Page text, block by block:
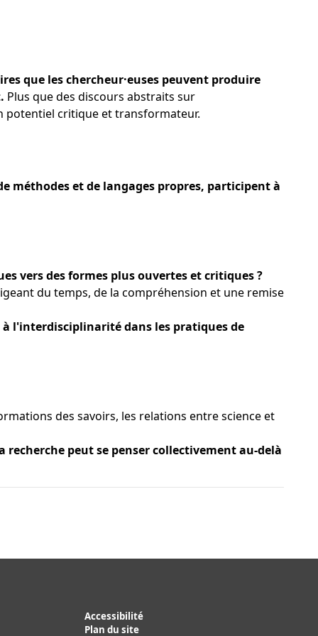
que les chercheur·euses peuvent produire
Plus que des discours abstraits sur
potentiel critique et transformateur.
méthodes et de langages propres, participent à
vers des formes plus ouvertes et critiques ?
du temps, de la compréhension et une remise
l'interdisciplinarité dans les pratiques de
des savoirs, les relations entre science et
recherche peut se penser collectivement au-delà
Accessibilité
Plan du site